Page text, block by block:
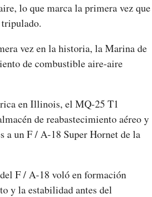
lo que marca la primera vez que
vez en la historia, la Marina de
de combustible aire-aire
en Illinois, el MQ-25 T1
de reabastecimiento aéreo y
a un F / A-18 Super Hornet de la
F / A-18 voló en formación
y la estabilidad antes del